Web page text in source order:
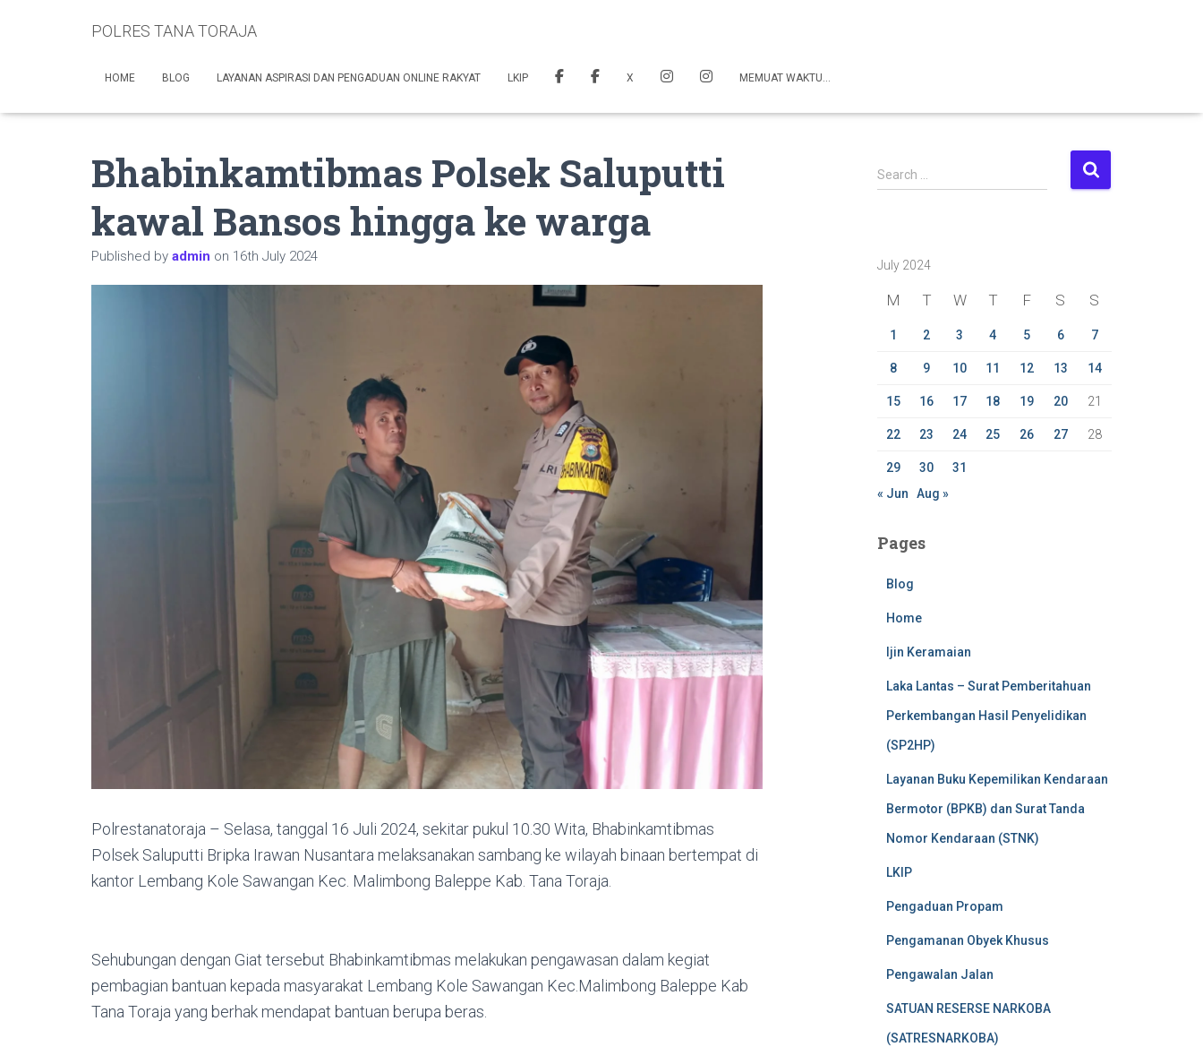
POLRES TANA TORAJA
HOME BLOG LAYANAN ASPIRASI DAN PENGADUAN ONLINE RAKYAT LKIP X MEMUAT WAKTU…
Bhabinkamtibmas Polsek Saluputti
kawal Bansos hingga ke warga
Published by admin on 16th July 2024
Polrestanatoraja – Selasa, tanggal 16 Juli 2024, sekitar pukul 10.30 Wita, Bhabinkamtibmas
Polsek Saluputti Bripka Irawan Nusantara melaksanakan sambang ke wilayah binaan bertempat di
kantor Lembang Kole Sawangan Kec. Malimbong Baleppe Kab. Tana Toraja.
Sehubungan dengan Giat tersebut Bhabinkamtibmas melakukan pengawasan dalam kegiat
pembagian bantuan kepada masyarakat Lembang Kole Sawangan Kec.Malimbong Baleppe Kab
Tana Toraja yang berhak mendapat bantuan berupa beras.
S
e
h
Search …
July 2024
M T W T F S S
1 2 3 4 5 6 7
8 9 10 11 12 13 14
15 16 17 18 19 20 21
22 23 24 25 26 27 28
29 30
31
« Jun
Aug »
Pages
Blog
Home
Ijin Keramaian
Laka Lantas – Surat Pemberitahuan
Perkembangan Hasil Penyelidikan
(SP2HP)
Layanan Buku Kepemilikan Kendaraan
Bermotor (BPKB) dan Surat Tanda
Nomor Kendaraan (STNK)
LKIP
Pengaduan Propam
Pengamanan Obyek Khusus
Pengawalan Jalan
SATUAN RESERSE NARKOBA
(SATRESNARKOBA)